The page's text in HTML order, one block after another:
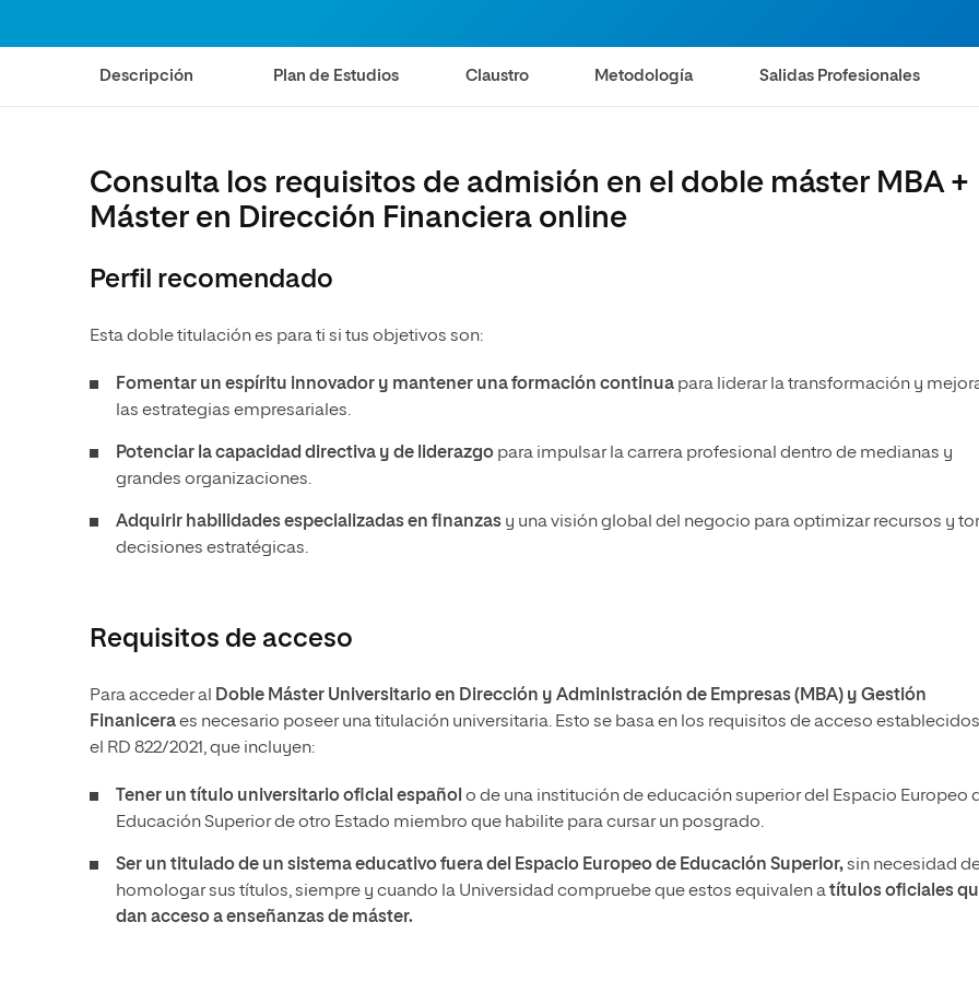
Internacionales
mayores
Ciencias de la Salud
Ciencias Sociales
Música
Diseño
Ciencias de la Salud
Artes
Música
Internacional
Normas de Organización y
Funcionamiento
Descripción Plan de Estudios Claustro Metodología Salidas Profesionales
Consulta los requisitos de admisión en el doble máster MBA +
Máster en Dirección Financiera online
Perfil recomendado
Esta doble titulación es para ti si tus objetivos son:
Fomentar un espíritu innovador y mantener una formación continua para liderar la transformación y
las estrategias empresariales.
Potenciar la capacidad directiva y de liderazgo para impulsar la carrera profesional dentro de medianas y
grandes organizaciones.
Adquirir habilidades especializadas en finanzas y una visión global del negocio para optimizar recursos y
decisiones estratégicas.
Requisitos de acceso
Para acceder al
Doble Máster Universitario en Dirección y Administración de Empresas (MBA) y Gestión
Finaniceraes necesario poseer una titulación universitaria. Esto se basa en los requisitos de acceso
el RD 822/2021, que incluyen:
Tener un título universitario oficial español o de una institución de educación superior del Espacio Europeo
Educación Superior de otro Estado miembro que habilite para cursar un posgrado.
Ser un titulado de un sistema educativo fuera del Espacio Europeo de Educación Superior,sin necesidad
homologar sus títulos, siempre y cuando la Universidad compruebe que estos equivalen atítulos oficiales
dan acceso a enseñanzas de máster.